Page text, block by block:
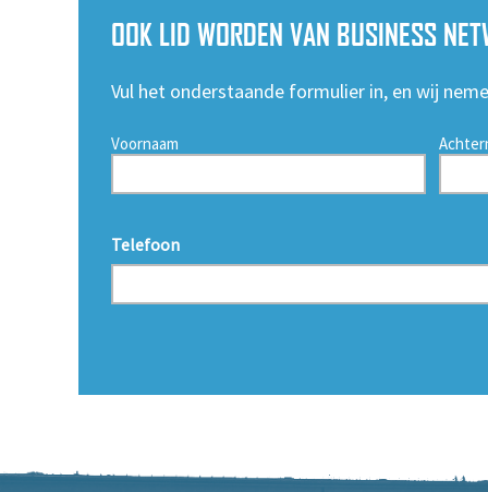
OOK LID WORDEN VAN BUSINESS
Vul het onderstaande formulier in, en wij
Voornaam
Telefoon